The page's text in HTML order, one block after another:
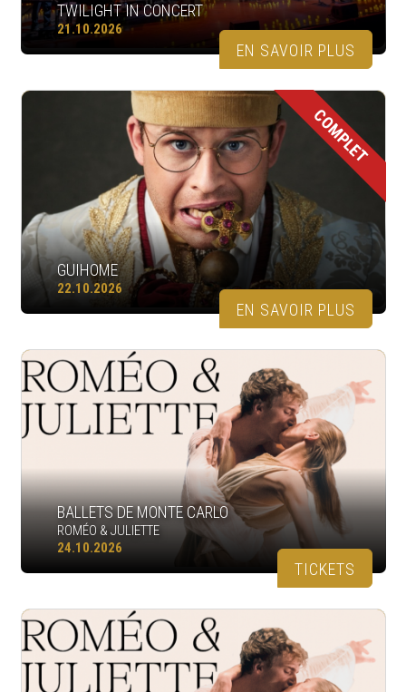
TWILIGHT IN CONCERT
21.10.2026
EN SAVOIR PLUS
COMPLET
GUIHOME
22.10.2026
EN SAVOIR PLUS
BALLETS DE MONTE CARLO
ROMÉO & JULIETTE
24.10.2026
TICKETS